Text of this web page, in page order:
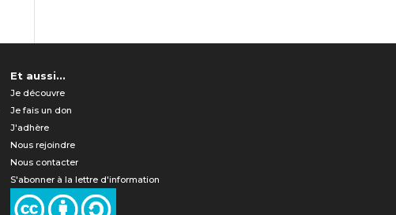
Et aussi...
Je découvre
Je fais un don
J'adhère
Nous rejoindre
Nous contacter
S'abonner à la lettre d'information